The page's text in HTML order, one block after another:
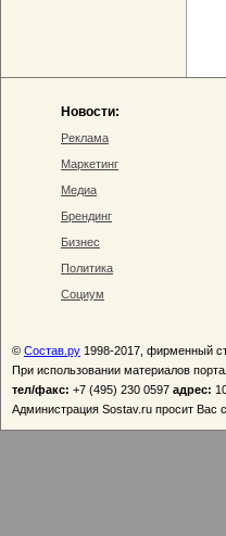
Новости:
Реклама
Маркетинг
Медиа
Брендинг
Бизнес
Политика
Социум
© Состав.ру 1998-2017, фирменный
При использовании материалов
тел/факс: +7 (495) 230 0597 адрес:
Администрация Sostav.ru просит Вас